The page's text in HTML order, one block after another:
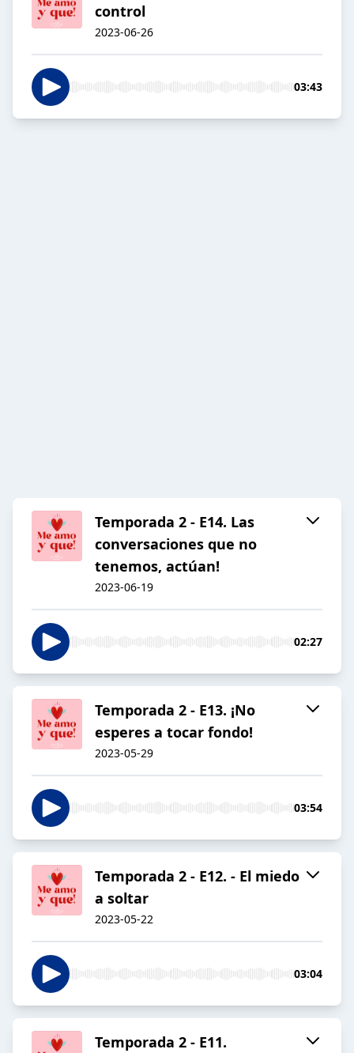
control
2023-06-26
03:43
Temporada 2 - E14. Las
conversaciones que no
tenemos, actúan!
2023-06-19
02:27
Temporada 2 - E13. ¡No
esperes a tocar fondo!
2023-05-29
03:54
Temporada 2 - E12. - El miedo
a soltar
2023-05-22
03:04
Temporada 2 - E11.